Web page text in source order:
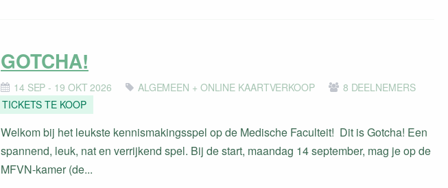
GOTCHA!
14 SEP - 19 OKT 2026 ALGEMEEN + ONLINE KAARTVERKOOP
8 DEELNEMERS
TICKETS TE KOOP
Welkom bij het leukste kennismakingsspel op de Medische Faculteit! Dit is Gotcha! Een
spannend, leuk, nat en verrijkend spel. Bij de start, maandag 14 september, mag je op de
MFVN-kamer (de...